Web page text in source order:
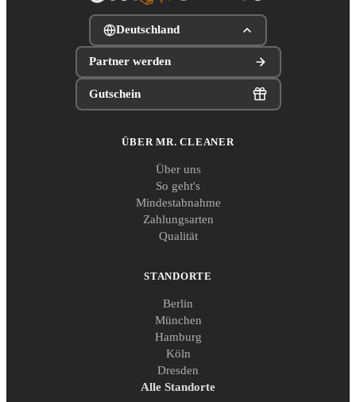
Deutschland
Partner werden
Gutschein
ÜBER MR. CLEANER
Über uns
So geht's
Mindestabnahme
Zahlungsarten
Qualität
STANDORTE
Berlin
München
Hamburg
Köln
Dresden
Alle Standorte